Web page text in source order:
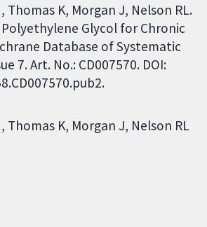
Thomas K, Morgan J, Nelson RL.
Glycol for Chronic
Database of Systematic
7. Art. No.: CD007570. DOI:
Thomas K Morgan J Nelson RL